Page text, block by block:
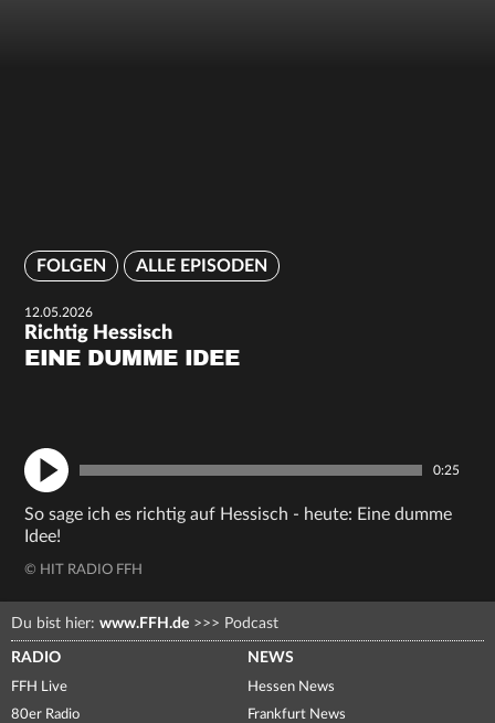
FOLGEN ALLE EPISODEN
12.05.2026
Richtig Hessisch
EINE DUMME IDEE
0:25
So sage ich es richtig auf Hessisch - heute: Eine dumme
Idee!
© HIT RADIO FFH
Du bist hier: www.FFH.de >>> Podcast
RADIO
FFH Live
80er Radio
NEWS
Hessen News
Frankfurt News